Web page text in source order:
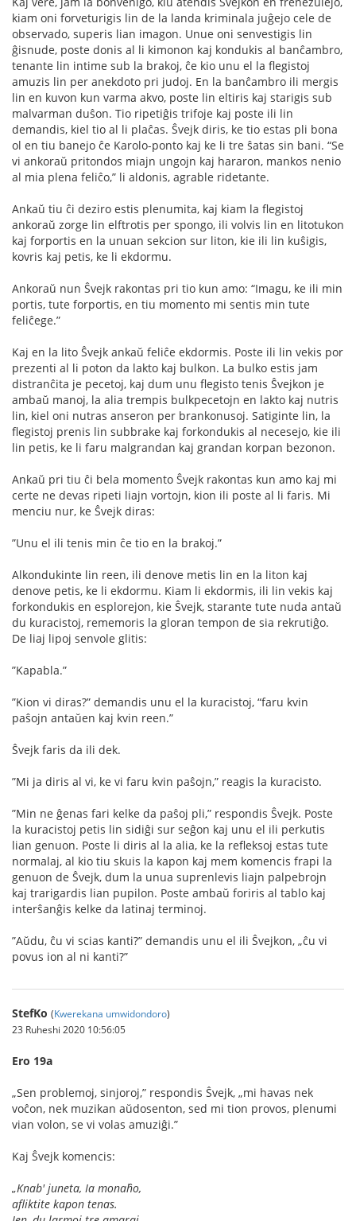
kiam oni forveturigis lin de la landa kriminala juĝejo cele de
observado, superis lian imagon. Unue oni senvestigis lin
ĝisnude, poste donis al li kimonon kaj kondukis al banĉambro,
tenante lin intime sub la brakoj, ĉe kio unu el la ﬂegistoj
amuzis lin per anekdoto pri judoj. En la banĉambro ili mergis
lin en kuvon kun varma akvo, poste lin eltiris kaj starigis sub
malvarman duŝon. Tio ripetiĝis trifoje kaj poste ili lin
demandis, kiel tio al li plaĉas. Ŝvejk diris, ke tio estas pli bona
ol en tiu banejo ĉe Karolo-ponto kaj ke li tre ŝatas sin bani. “Se
vi ankoraŭ pritondos miajn ungojn kaj hararon, mankos nenio
al mia plena feliĉo,” li aldonis, agrable ridetante.
Ankaŭ tiu ĉi deziro estis plenumita, kaj kiam la ﬂegistoj
ankoraŭ zorge lin elftrotis per spongo, ili volvis lin en litotukon
kaj forportis en la unuan sekcion sur liton, kie ili lin kuŝigis,
kovris kaj petis, ke li ekdormu.
Ankoraŭ nun Ŝvejk rakontas pri tio kun amo: “Imagu, ke ili min
portis, tute forportis, en tiu momento mi sentis min tute
feliĉege.”
Kaj en la lito Ŝvejk ankaŭ feliĉe ekdormis. Poste ili lin vekis por
prezenti al li poton da lakto kaj bulkon. La bulko estis jam
distranĉita je pecetoj, kaj dum unu ﬂegisto tenis Ŝvejkon je
ambaŭ manoj, la alia trempis bulkpecetojn en lakto kaj nutris
lin, kiel oni nutras anseron per brankonusoj. Satiginte lin, la
ﬂegistoj prenis lin subbrake kaj forkondukis al necesejo, kie ili
lin petis, ke li faru malgrandan kaj grandan korpan bezonon.
Ankaŭ pri tiu ĉi bela momento Ŝvejk rakontas kun amo kaj mi
certe ne devas ripeti liajn vortojn, kion ili poste al li faris. Mi
menciu nur, ke Ŝvejk diras:
”Unu el ili tenis min ĉe tio en la brakoj.”
Alkondukinte lin reen, ili denove metis lin en la liton kaj
denove petis, ke li ekdormu. Kiam li ekdormis, ili lin vekis kaj
forkondukis en esplorejon, kie Ŝvejk, starante tute nuda antaŭ
du kuracistoj, rememoris la gloran tempon de sia rekrutiĝo.
De liaj lipoj senvole glitis:
”Kapabla.”
”Kion vi diras?” demandis unu el la kuracistoj, “faru kvin
paŝojn antaŭen kaj kvin reen.”
Ŝvejk faris da ili dek.
”Mi ja diris al vi, ke vi faru kvin paŝojn,” reagis la kuracisto.
”Min ne ĝenas fari kelke da paŝoj pli,” respondis Ŝvejk. Poste
la kuracistoj petis lin sidiĝi sur seĝon kaj unu el ili perkutis
lian genuon. Poste li diris al la alia, ke la reﬂeksoj estas tute
normalaj, al kio tiu skuis la kapon kaj mem komencis frapi la
genuon de Ŝvejk, dum la unua suprenlevis liajn palpebrojn
kaj trarigardis lian pupilon. Poste ambaŭ foriris al tablo kaj
interŝanĝis kelke da latinaj terminoj.
”Aŭdu, ĉu vi scias kanti?” demandis unu el ili Ŝvejkon, „ĉu vi
povus ion al ni kanti?”
StefKo (Kwerekana umwidondoro)
23 Ruheshi 2020 10:56:05
Ero 19a
„Sen problemoj, sinjoroj,” respondis Ŝvejk, „mi havas nek
voĉon, nek muzikan aŭdosenton, sed mi tion provos, plenumi
vian volon, se vi volas amuziĝi.”
Kaj Ŝvejk komencis:
„Knab' juneta, Ia monaĥo,
aﬂiktite kapon tenas.